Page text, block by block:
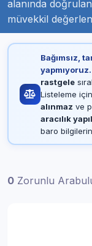
alanında
müvekkil
Bağımsız,
yapmıyoruz.
rastgele
Listeleme için
alınmaz ve
aracılık
baro
0 Zorunlu